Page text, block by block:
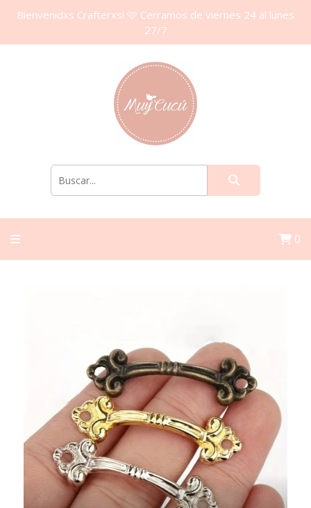
Bienvenidxs Crafterxs! 🩷 Cerramos de viernes 24 al lunes
27/7
0